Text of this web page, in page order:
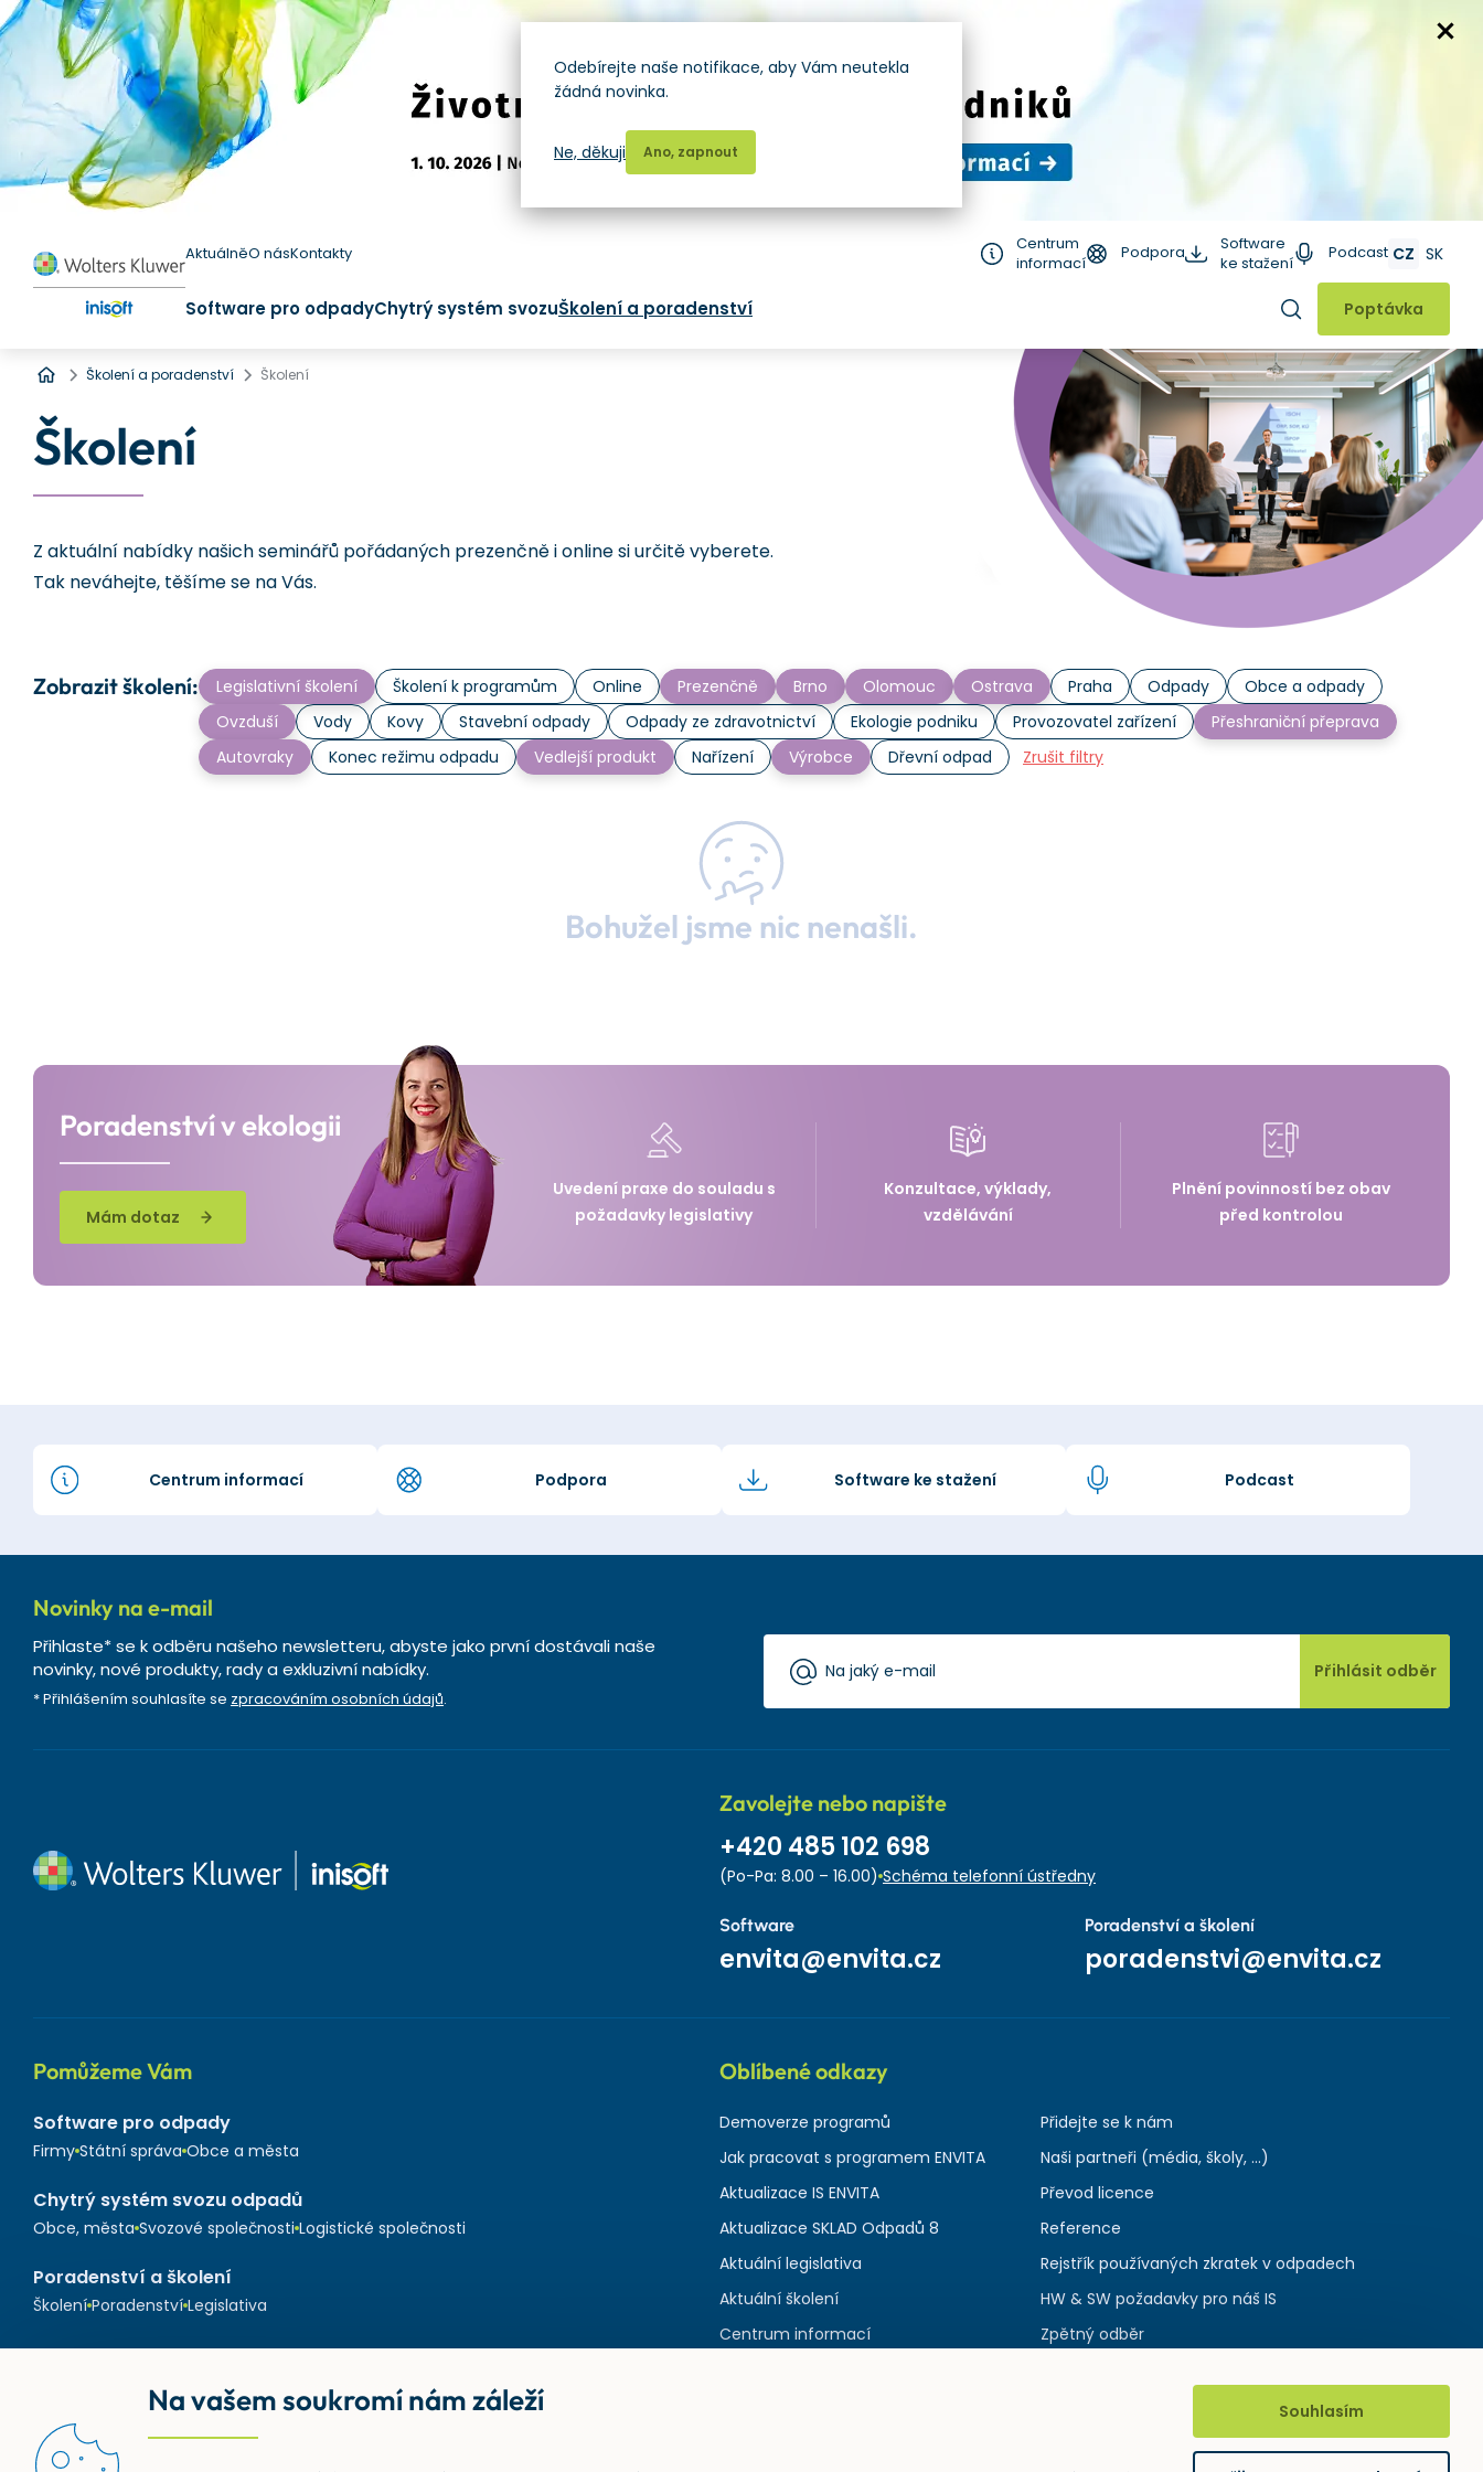
AktuálněO násKontakty
Centrum
informací
Podpora
Software
ke stažení
Podcast CZ SK
Software pro odpadyChytrý systém svozuŠkolení a poradenství Hledat
Poptávka
Úvod
Školení a poradenství Školení
Školení
Z aktuální nabídky našich seminářů pořádaných prezenčně i online si určitě vyberete.
Tak neváhejte, těšíme se na Vás.
Zobrazit školení: Legislativní školení Školení k programům Online Prezenčně Brno Olomouc Ostrava Praha Odpady
Obce a odpady
Ovzduší
Vody Kovy Stavební odpady Odpady ze zdravotnictví Ekologie podniku Provozovatel zařízení
Přeshraniční přeprava
Autovraky
Konec režimu odpadu Vedlejší produkt Nařízení Výrobce Dřevní odpad Zrušit filtry
Bohužel jsme nic nenašli.
Poradenství v ekologii
Mám dotaz
Uvedení praxe do souladu s
požadavky legislativy
Konzultace, výklady,
vzdělávání
Plnění povinností bez obav
před kontrolou
Centrum informací Podpora Software ke stažení Podcast
Novinky na e-mail
Přihlaste* se k odběru našeho newsletteru, abyste jako první dostávali naše
novinky, nové produkty, rady a exkluzivní nabídky.
* Přihlášením souhlasíte se zpracováním osobních údajů.
Přihlásit odběr
Zavolejte nebo napište
+420 485 102 698
(Po-Pa: 8.00 – 16.00) Schéma telefonní ústředny
Software
envita@envita.cz
Poradenství a školení
poradenstvi@envita.cz
Pomůžeme Vám
Software pro odpady
Firmy Státní správa Obce a města
Chytrý systém svozu odpadů
Obce, města Svozové společnosti Logistické společnosti
Poradenství a školení
Školení Poradenství Legislativa
Oblíbené odkazy
Demoverze programů
Jak pracovat s programem ENVITA
Aktualizace IS ENVITA
Aktualizace SKLAD Odpadů 8
Aktuální legislativa
Aktuální školení
Centrum informací
Přidejte se k nám
Naši partneři (média, školy, ...)
Převod licence
Reference
Rejstřík používaných zkratek v odpadech
HW & SW požadavky pro náš IS
Zpětný odběr
Odebírejte naše notifikace, aby Vám neutekla
žádná novinka.
Ano, zapnout
Ne, děkuji
Na vašem soukromí nám záleží Souhlasím